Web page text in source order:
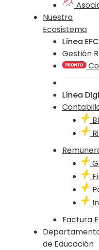
Nuestro
Ecosistema
Línea EFC
Gestión
Línea
Factura
de Educación